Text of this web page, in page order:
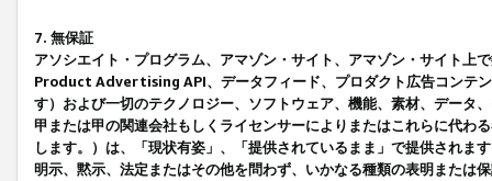
7. 無保証
アソシエイト・プログラム、アマゾン・サイト、アマゾン・サイト上
Product Advertising API、データフィード、プロダクト広告コンテ
す）および一切のテクノロジー、ソフトウェア、機能、素材、データ
甲または甲の関連会社もしくライセンサーによりまたはこれらに代わ
します。）は、「現状有姿」、「提供されているまま」で提供されま
明示、黙示、法定またはその他を問わず、いかなる種類の表明または